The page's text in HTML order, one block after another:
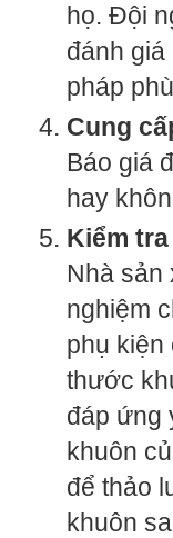
họ. Đội
đánh
pháp
Cung
Báo giá
hay
Kiểm
Nhà sản
nghiệm
phụ kiện
thước
đáp ứng
khuôn
để thảo
khuôn